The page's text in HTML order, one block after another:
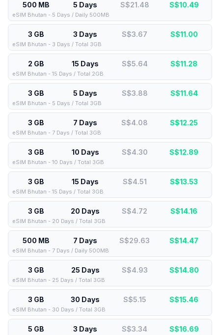
500 MB 5 Days S$21.48 S$10.49
eSIM Bhutan - 5 Days / Daily 500MB
3 GB 3 Days S$3.67 S$11.00
eSIM Bhutan - 3 Days / Total 3GB
2 GB 15 Days S$5.64 S$11.28
eSIM Bhutan - 15 Days / Total 2GB
3 GB 5 Days S$3.88 S$11.64
eSIM Bhutan - 5 Days / Total 3GB
3 GB 7 Days S$4.08 S$12.25
eSIM Bhutan - 7 Days / Total 3GB
3 GB 10 Days S$4.30 S$12.89
eSIM Bhutan - 10 Days / Total 3GB
3 GB 15 Days S$4.51 S$13.53
eSIM Bhutan - 15 Days / Total 3GB
3 GB 20 Days S$4.72 S$14.16
eSIM Bhutan - 20 Days / Total 3GB
500 MB 7 Days S$29.63 S$14.47
eSIM Bhutan - 7 Days / Daily 500MB
3 GB 25 Days S$4.93 S$14.80
eSIM Bhutan - 25 Days / Total 3GB
3 GB 30 Days S$5.15 S$15.46
eSIM Bhutan - 30 Days / Total 3GB
5 GB 3 Days S$3.34 S$16.69